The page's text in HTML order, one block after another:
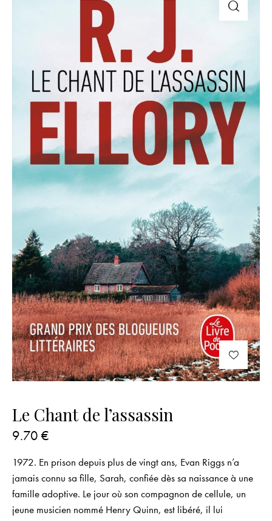
Le Chant de l’assassin
9.70 €
1972. En prison depuis plus de vingt ans, Evan Riggs n’a
jamais connu sa fille, Sarah, confiée dès sa naissance à une
famille adoptive. Le jour où son compagnon de cellule, un
jeune musicien nommé Henry Quinn, est libéré, il lui